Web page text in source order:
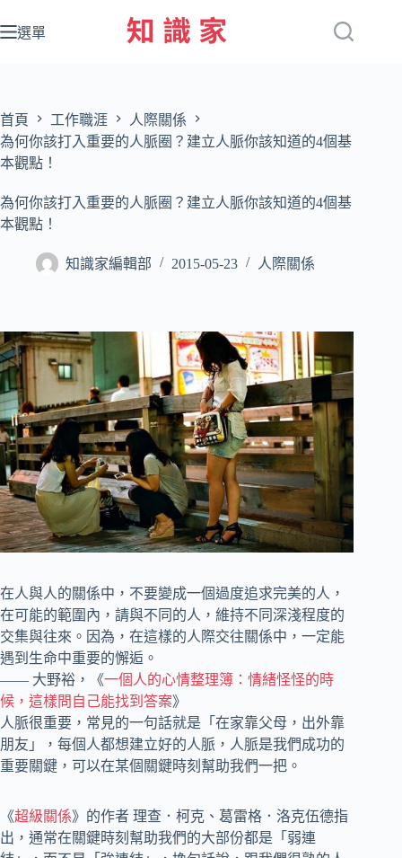
至
容
選單
首頁 工作職涯
人際關係
為何你該打入重要的人脈圈？建立人脈你該知道的4個基
本觀點！
為何你該打入重要的人脈圈？建立人脈你該知道的4個基
本觀點！
知識家編輯部 2015-05-23 人際關係
在人與人的關係中，不要變成一個過度追求完美的人，
在可能的範圍內，請與不同的人，維持不同深淺程度的
交集與往來。因為，在這樣的人際交往關係中，一定能
遇到生命中重要的懈逅。
—— 大野裕，《一個人的心情整理簿：情緒怪怪的時
候，這樣問自己能找到答案》
人脈很重要，常見的一句話就是「在家靠父母，出外靠
朋友」，每個人都想建立好的人脈，人脈是我們成功的
重要關鍵，可以在某個關鍵時刻幫助我們一把。
《超級關係》的作者 理查．柯克、葛雷格．洛克伍德指
出，通常在關鍵時刻幫助我們的大部份都是「弱連